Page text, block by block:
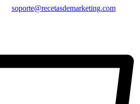
soporte@recetasdemarketing.com